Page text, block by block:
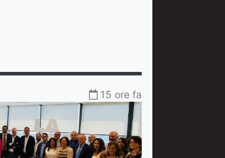
15 ore fa